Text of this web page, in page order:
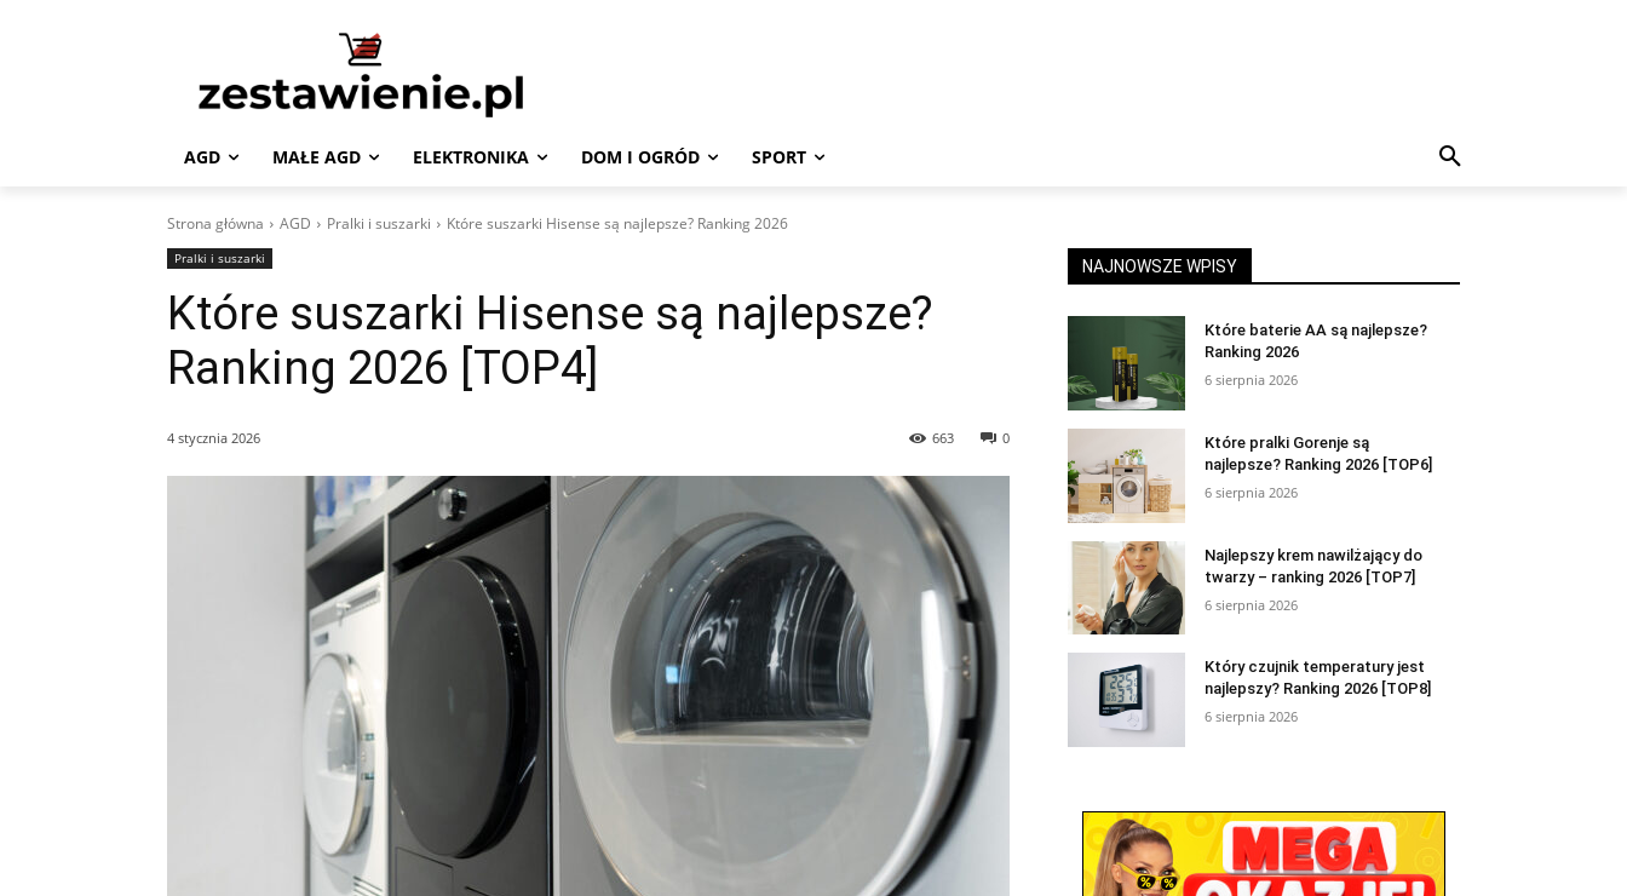
AGD MAŁE AGD ELEKTRONIKA DOM I OGRÓD SPORT
Strona główna AGD Pralki i suszarki Które suszarki Hisense są najlepsze? Ranking 2026
Pralki i suszarki
Które suszarki Hisense są najlepsze?
Ranking 2026 [TOP4]
4 stycznia 2026 0
663
NAJNOWSZE WPISY
Które baterie AA są najlepsze?
Ranking 2026
6 sierpnia 2026
Które pralki Gorenje są
najlepsze? Ranking 2026 [TOP6]
6 sierpnia 2026
Najlepszy krem nawilżający do
twarzy – ranking 2026 [TOP7]
6 sierpnia 2026
Który czujnik temperatury jest
najlepszy? Ranking 2026 [TOP8]
6 sierpnia 2026